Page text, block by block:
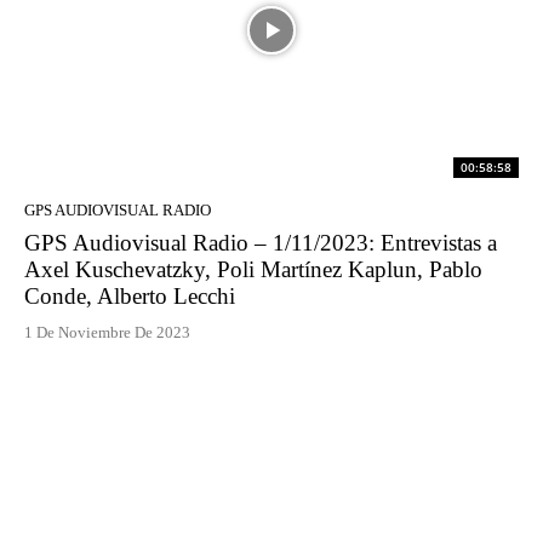
00:58:58
GPS AUDIOVISUAL RADIO
GPS Audiovisual Radio – 1/11/2023: Entrevistas a
Axel Kuschevatzky, Poli Martínez Kaplun, Pablo
Conde, Alberto Lecchi
1 De Noviembre De 2023